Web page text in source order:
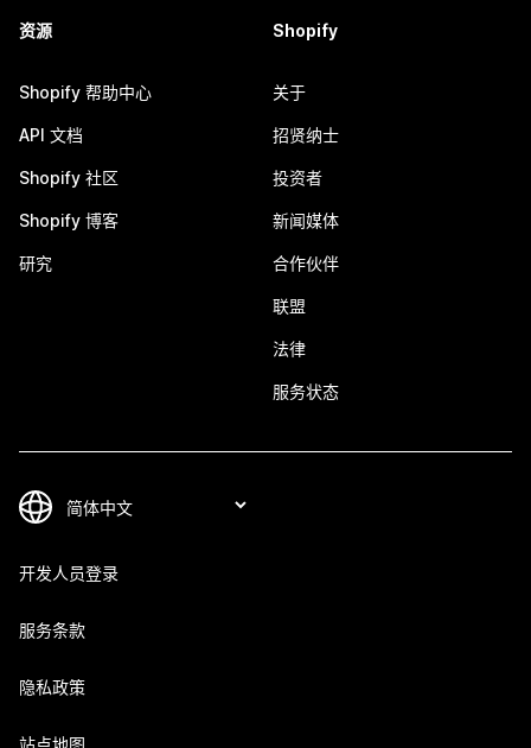
资源
Shopify 帮助中心
API 文档
Shopify 社区
Shopify 博客
研究
Shopify
关于
招贤纳士
投资者
新闻媒体
合作伙伴
联盟
法律
服务状态
开发人员登录
服务条款
隐私政策
站点地图